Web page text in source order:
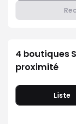
4 boutiques
proximité
Liste